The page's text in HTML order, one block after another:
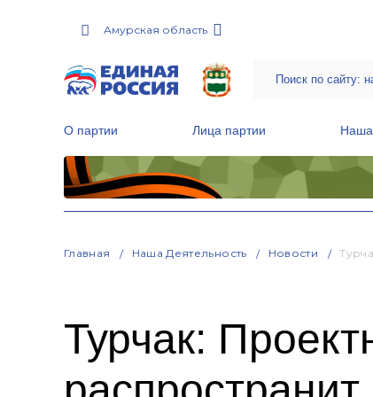
Амурская область
О партии Лица партии Наша
Главная Наша Деятельность Новости
Турчак: